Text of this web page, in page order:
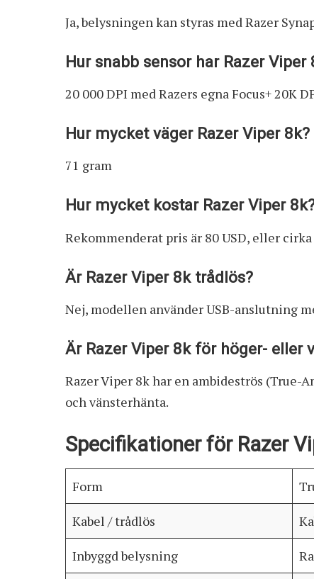
Ja, belysningen kan styras med Razer
Hur snabb sensor har Razer Viper
20 000 DPI med Razers egna Focus+ 20K
Hur mycket väger Razer Viper 8k?
71 gram
Hur mycket kostar Razer Viper
Rekommenderat pris är 80 USD, eller
Är Razer Viper 8k trådlös?
Nej, modellen använder USB-anslutning
Är Razer Viper 8k för höger- eller
Razer Viper 8k har en ambideströs (True-
och vänsterhänta.
Specifikationer för Razer
Form
Kabel / trådlös
Inbyggd belysning